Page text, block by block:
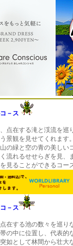
－ス
点在する滝と渓流を
景観を見せてくれま
の緑と空の青の美し
流れるせせらぎを見
見ることができるコー
－ス
在する池の数々を巡
の中に位置し、代表
如として林間から壮